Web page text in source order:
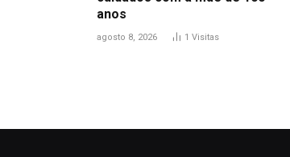
anos
agosto 8, 2026 1 Visitas